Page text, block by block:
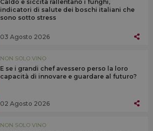
Caldo e siccità rallentano i funghi,
indicatori di salute dei boschi italiani che
sono sotto stress
03 Agosto 2026
NON SOLO VINO
E se i grandi chef avessero perso la loro
capacità di innovare e guardare al futuro?
02 Agosto 2026
NON SOLO VINO